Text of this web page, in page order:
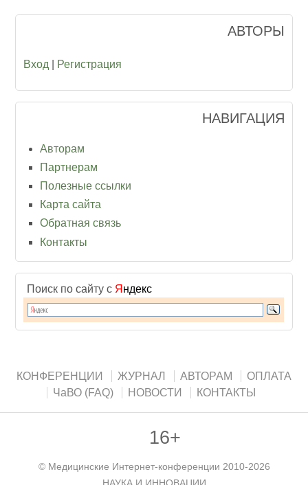
АВТОРЫ
Вход Регистрация
НАВИГАЦИЯ
Авторам
Партнерам
Полезные ссылки
Карта сайта
Обратная связь
Контакты
Поиск по сайту с Я ндекс
КОНФЕРЕНЦИИ ЖУРНАЛ АВТОРАМ
ОПЛАТА
ЧаВО (FAQ)
НОВОСТИ КОНТАКТЫ
16+
© Медицинские Интернет-конференции 2010-2026